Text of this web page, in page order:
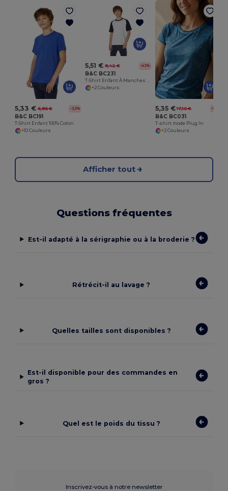
5,33 € 6,86 € -22%
B&C BC191
T-Shirt Enfant 100% Coton
+10 Couleurs
5,51 € 9,42 € -42%
B&C BC231
+2 Couleurs
5,35 € 17,10 € -69%
B&C BC031
T-shirt mode Plug In
+2 Couleurs
Afficher tout
Questions fréquentes
Est-il adapté à la sérigraphie ou à la broderie ?
Rétrécit-il au lavage ?
Quelles tailles sont disponibles ?
Est-il disponible pour des commandes en
gros ?
Quel est le poids du tissu ?
Inscrivez-vous à notre newsletter